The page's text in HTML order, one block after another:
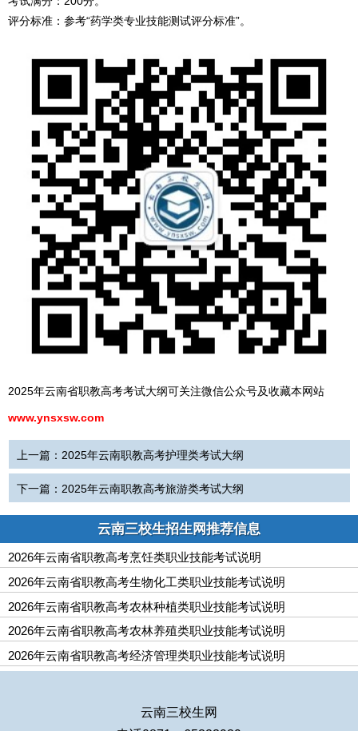
评分标准：参考“药学类专业技能测试评分标准”。
2025年云南省职教高考考试大纲可关注微信公众号及收藏本网站
www.ynsxsw.com
上一篇： 2025年云南职教高考护理类考试大纲
下一篇： 2025年云南职教高考旅游类考试大纲
云南三校生招生网推荐信息
2026年云南省职教高考烹饪类职业技能考试说明
2026年云南省职教高考生物化工类职业技能考试说明
2026年云南省职教高考农林种植类职业技能考试说明
2026年云南省职教高考农林养殖类职业技能考试说明
2026年云南省职教高考经济管理类职业技能考试说明
云南三校生网